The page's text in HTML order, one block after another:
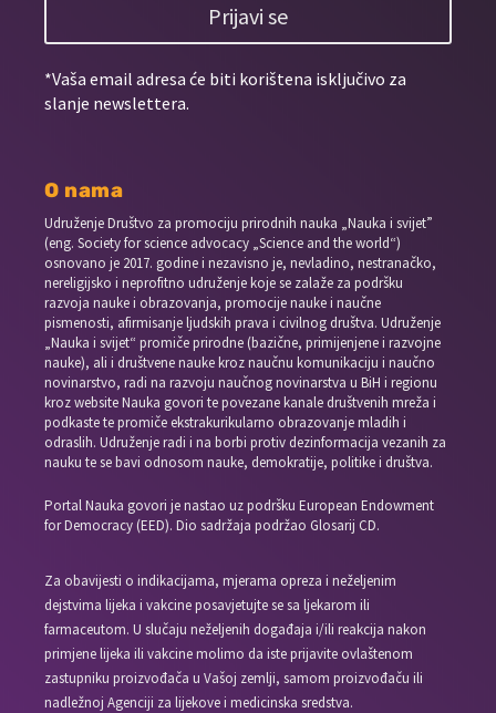
Prijavi se
*Vaša email adresa će biti korištena isključivo za
slanje newslettera.
O nama
Udruženje Društvo za promociju prirodnih nauka „Nauka i svijet”
(eng. Society for science advocacy „Science and the world“)
osnovano je 2017. godine i nezavisno je, nevladino, nestranačko,
nereligijsko i neprofitno udruženje koje se zalaže za podršku
razvoja nauke i obrazovanja, promocije nauke i naučne
pismenosti, afirmisanje ljudskih prava i civilnog društva. Udruženje
„Nauka i svijet“ promiče prirodne (bazične, primijenjene i razvojne
nauke), ali i društvene nauke kroz naučnu komunikaciju i naučno
novinarstvo, radi na razvoju naučnog novinarstva u BiH i regionu
kroz website Nauka govori te povezane kanale društvenih mreža i
podkaste te promiče ekstrakurikularno obrazovanje mladih i
odraslih. Udruženje radi i na borbi protiv dezinformacija vezanih za
nauku te se bavi odnosom nauke, demokratije, politike i društva.
Portal Nauka govori je nastao uz podršku European Endowment
for Democracy (EED). Dio sadržaja podržao Glosarij CD.
Za obavijesti o indikacijama, mjerama opreza i neželjenim
dejstvima lijeka i vakcine posavjetujte se sa ljekarom ili
farmaceutom. U slučaju neželjenih događaja i/ili reakcija nakon
primjene lijeka ili vakcine molimo da iste prijavite ovlaštenom
zastupniku proizvođača u Vašoj zemlji, samom proizvođaču ili
nadležnoj Agenciji za lijekove i medicinska sredstva.